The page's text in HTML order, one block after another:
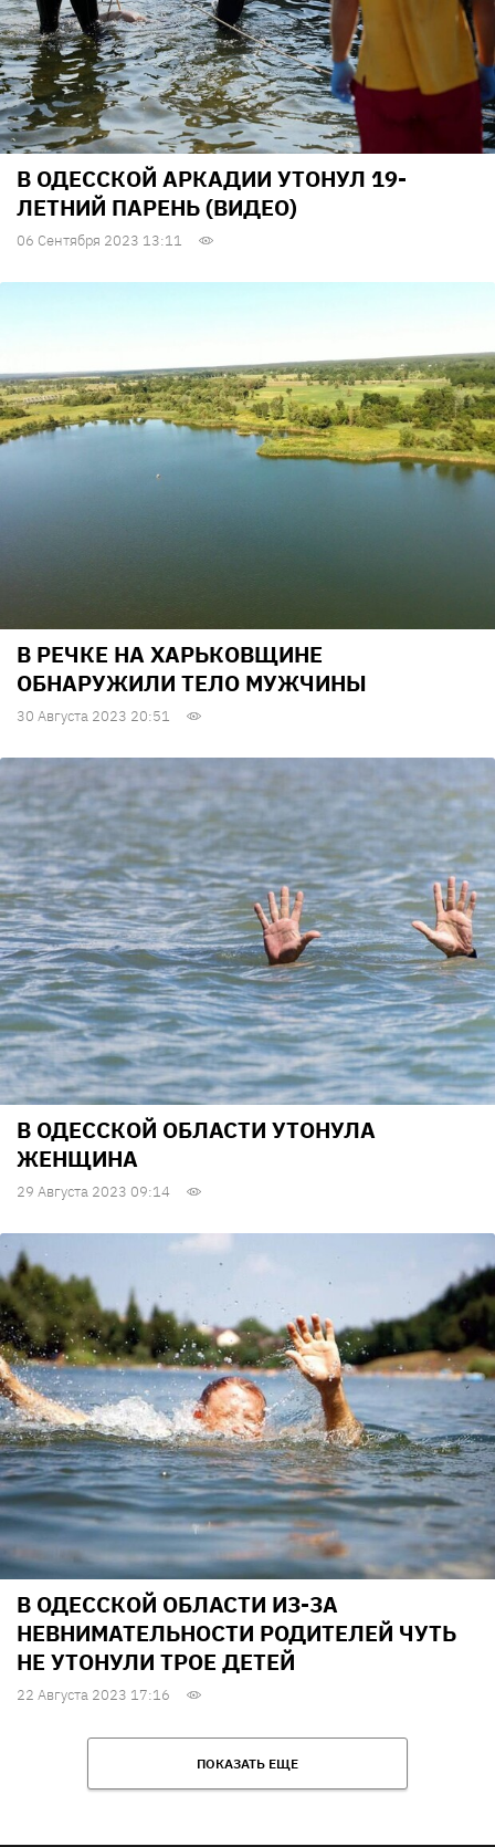
В ОДЕССКОЙ АРКАДИИ УТОНУЛ 19-
ЛЕТНИЙ ПАРЕНЬ (ВИДЕО)
06 Сентября 2023 13:11
В РЕЧКЕ НА ХАРЬКОВЩИНЕ
ОБНАРУЖИЛИ ТЕЛО МУЖЧИНЫ
30 Августа 2023 20:51
В ОДЕССКОЙ ОБЛАСТИ УТОНУЛА
ЖЕНЩИНА
29 Августа 2023 09:14
В ОДЕССКОЙ ОБЛАСТИ ИЗ-ЗА
НЕВНИМАТЕЛЬНОСТИ РОДИТЕЛЕЙ ЧУТЬ
НЕ УТОНУЛИ ТРОЕ ДЕТЕЙ
22 Августа 2023 17:16
ПОКАЗАТЬ ЕЩЕ